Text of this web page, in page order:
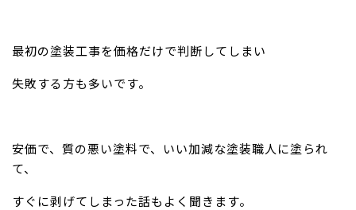
最初の塗装工事を価格だけで判断してしまい
失敗する方も多いです。
安価で、質の悪い塗料で、いい加減な塗装職人に塗られ
て、
すぐに剥げてしまった話もよく聞きます。